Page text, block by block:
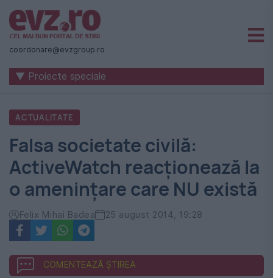
Știri
naționale
internaționale
România
-
Evenimentul
Zilei
coordonare@evzgroup.ro
▼ Proiecte speciale
ACTUALITATE
Falsa societate civilă:
ActiveWatch reacționează la
o amenințare care NU există
Felix Mihai Badea 25 august 2014, 19:28
COMENTEAZĂ ȘTIREA